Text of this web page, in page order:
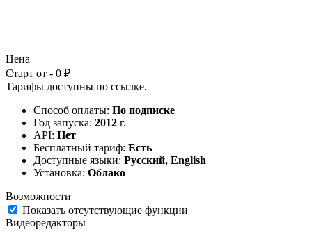
Цена
Старт от - 0 ₽
Тарифы доступны по ссылке.
Способ оплаты: По подписке
Год запуска: 2012 г.
API: Нет
Бесплатный тариф: Есть
Доступные языки: Русский, English
Установка: Облако
Возможности
Показать отсутствующие функции
Видеоредакторы